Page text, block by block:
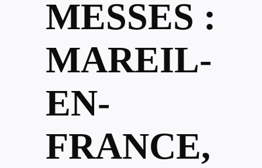
MESSES :
MAREIL-
EN-
FRANCE,